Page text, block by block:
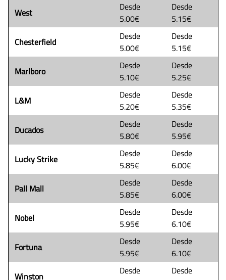
West
Desde
5.00€
Desde
5.15€
Chesterfield
Desde
5.00€
Desde
5.15€
Marlboro
Desde
5.10€
Desde
5.25€
L&M
Desde
5.20€
Desde
5.35€
Ducados
Desde
5.80€
Desde
5.95€
Lucky Strike
Desde
5.85€
Desde
6.00€
Pall Mall
Desde
5.85€
Desde
6.00€
Nobel
Desde
5.95€
Desde
6.10€
Fortuna
Desde
5.95€
Desde
6.10€
Winston
Desde
Desde